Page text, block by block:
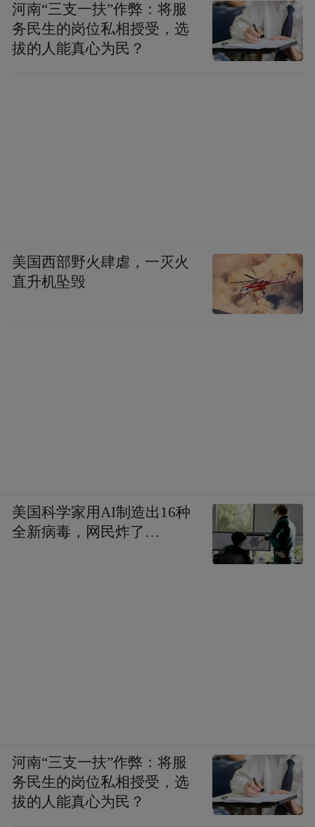
河南“三支一扶”作弊：将服
务民生的岗位私相授受，选
拔的人能真心为民？
美国西部野火肆虐，一灭火
直升机坠毁
美国科学家用AI制造出16种
全新病毒，网民炸了…
河南“三支一扶”作弊：将服
务民生的岗位私相授受，选
拔的人能真心为民？